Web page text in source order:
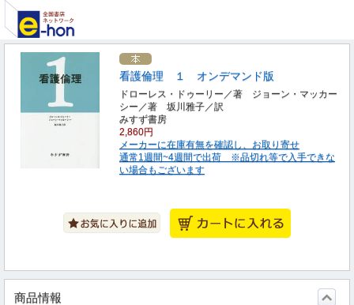
看護倫理 １ オンデマンド版
ドローレス・ドゥーリー／著 ジョーン・マッカー
シー／著 坂川雅子／訳
みすず書房
2,860円
メーカーに在庫有無を確認し、お取り寄せ
通常1週間~4週間で出荷 ※品切れ等で入手できな
い場合もございます
商品情報